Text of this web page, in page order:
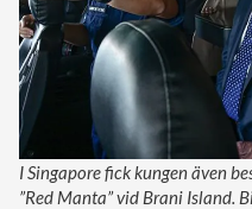
I Singapore fick kungen även
”Red Manta” vid Brani Island.